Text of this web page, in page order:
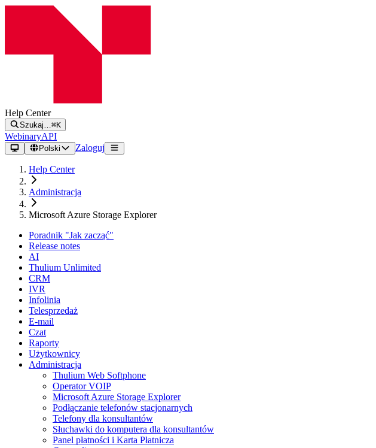
Help Center
Szukaj… ⌘K
WebinaryAPI
Polski Zaloguj
Help Center
Administracja
Microsoft Azure Storage Explorer
Poradnik "Jak zacząć"
Release notes
AI
Thulium Unlimited
CRM
IVR
Infolinia
Telesprzedaż
E-mail
Czat
Raporty
Użytkownicy
Administracja
Thulium Web Softphone
Operator VOIP
Microsoft Azure Storage Explorer
Podłączanie telefonów stacjonarnych
Telefony dla konsultantów
Słuchawki do komputera dla konsultantów
Panel płatności i Karta Płatnicza